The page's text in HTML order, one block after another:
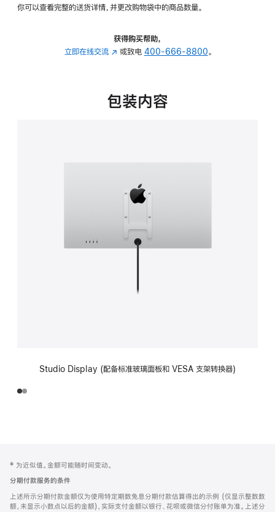
转
的
你可以查看完整的送货详情，并更改购物袋中的商品数量。
获得购买帮助，
立即在线交流 (在
中
或致电 400-666-8800。
包装内容
Studio Display (配备标准玻璃面板和 VESA 支架转换器)
页
页
脚
注
‡ 为近似值。金额可能随时间变动。
分期付款服务的条件
上述所示分期付款金额仅为使用特定期数免息分期付款估算得出的示例 (仅显示整数数
额，未显示小数点以后的金额)，实际支付金额以银行、花呗或微信分付账单为准。上述分